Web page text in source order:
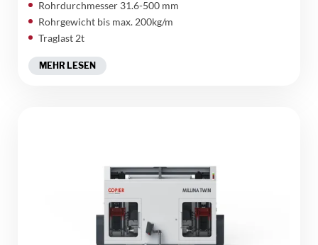
Rohrdurchmesser 31.6-500 mm
Rohrgewicht bis max. 200kg/m
Traglast 2t
MEHR LESEN